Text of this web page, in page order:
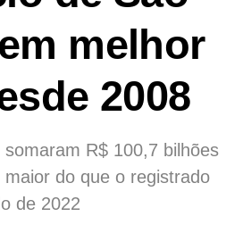
melhor
2008
R$ 100,7 bilhões
do que o registrado
de 2022